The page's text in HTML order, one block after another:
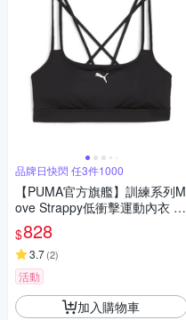
品牌日快閃 任3件1000
【PUMA官方旗艦】訓練系列M
ove Strappy低衝擊運動內衣 女
性 52622401
$828
3.7(2)
活動
加入購物車